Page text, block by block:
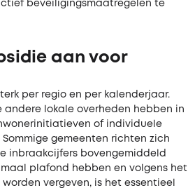
beveiligingsmaatregelen te
aan voor
per regio en per kalenderjaar.
andere lokale overheden hebben in
of individuele
gemeenten richten zich
inbraakcijfers bovengemiddeld
plafond hebben en volgens het
vergeven, is het essentieel